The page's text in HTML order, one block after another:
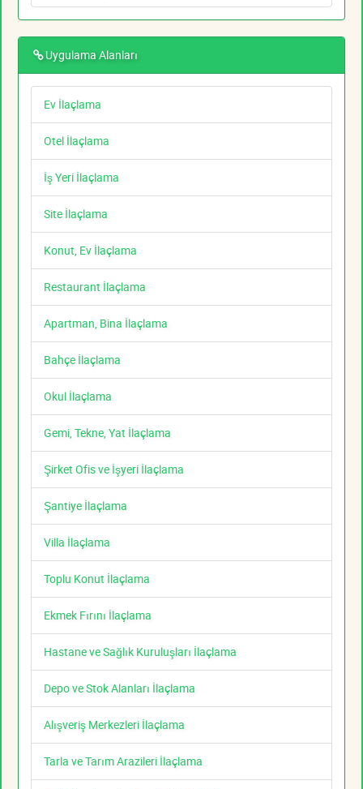
Uygulama Alanları
Ev İlaçlama
Otel İlaçlama
İş Yeri İlaçlama
Site İlaçlama
Konut, Ev İlaçlama
Restaurant İlaçlama
Apartman, Bina İlaçlama
Bahçe İlaçlama
Okul İlaçlama
Gemi, Tekne, Yat İlaçlama
Şirket Ofis ve İşyeri İlaçlama
Şantiye İlaçlama
Villa İlaçlama
Toplu Konut İlaçlama
Ekmek Fırını İlaçlama
Hastane ve Sağlık Kuruluşları İlaçlama
Depo ve Stok Alanları İlaçlama
Alışveriş Merkezleri İlaçlama
Tarla ve Tarım Arazileri İlaçlama